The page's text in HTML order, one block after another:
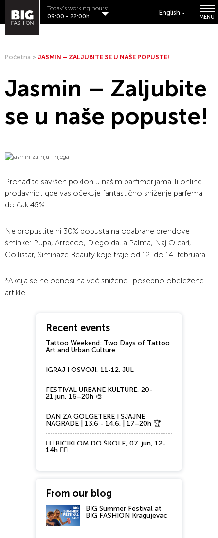
English
MENU
Today's working hours:
09:00 - 22:00h
Početna > JASMIN – ZALJUBITE SE U NAŠE POPUSTE!
Jasmin – Zaljubite
se u naše popuste!
Pronađite savršen poklon u našim parfimerijama ili online
prodavnici, gde vas očekuje fantastično sniženje parfema
do čak 45%.
Ne propustite ni 30% popusta na odabrane brendove
šminke: Pupa, Artdeco, Diego dalla Palma, Naj Oleari,
Collistar, Simihaze Beauty koje traje od 12. do 14. februara.
*Akcija se ne odnosi na već snižene i posebno obeležene
artikle.
Recent events
Tattoo Weekend: Two Days of Tattoo
Art and Urban Culture
IGRAJ I OSVOJI, 11-12. JUL
FESTIVAL URBANE KULTURE, 20-
21.jun, 16–20h 🎨
DAN ZA GOLGETERE I SJAJNE
NAGRADE | 13.6 - 14.6. | 17–20h 🏆
🚴‍♂️ BICIKLOM DO ŠKOLE, 07. jun, 12-
14h 🚴‍♀️
From our blog
BIG Summer Festival at
BIG FASHION Kragujevac